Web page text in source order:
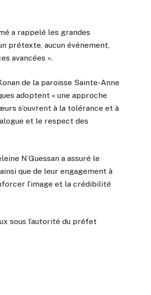
a rappelé les grandes
prétexte, aucun événement,
avancées ».
de la paroisse Sainte-Anne
adoptent « une approche
s’ouvrent à la tolérance et à
et le respect des
N’Guessan a assuré le
que de leur engagement à
l’image et la crédibilité
sous l’autorité du préfet